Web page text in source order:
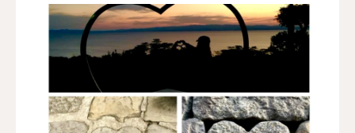
事業案内
お知らせ